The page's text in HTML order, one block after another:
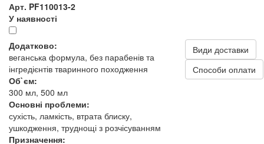
Арт. PF110013-2
У наявності
Додатково:
веганська формула, без парабенів та
інгредієнтів тваринного походження
Об`єм:
300 мл, 500 мл
Основні проблеми:
сухість, ламкість, втрата блиску,
ушкодження, труднощі з розчісуванням
Призначення:
Види доставки
Способи оплати